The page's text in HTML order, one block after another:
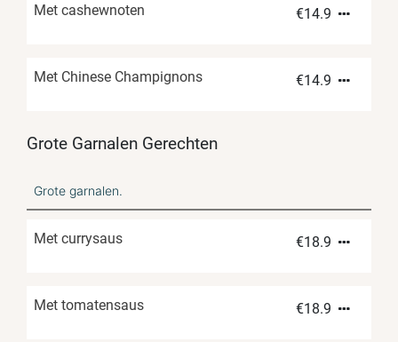
Met cashewnoten €14.9
Met Chinese Champignons €14.9
Grote Garnalen Gerechten
Grote garnalen.
Met currysaus €18.9
Met tomatensaus €18.9